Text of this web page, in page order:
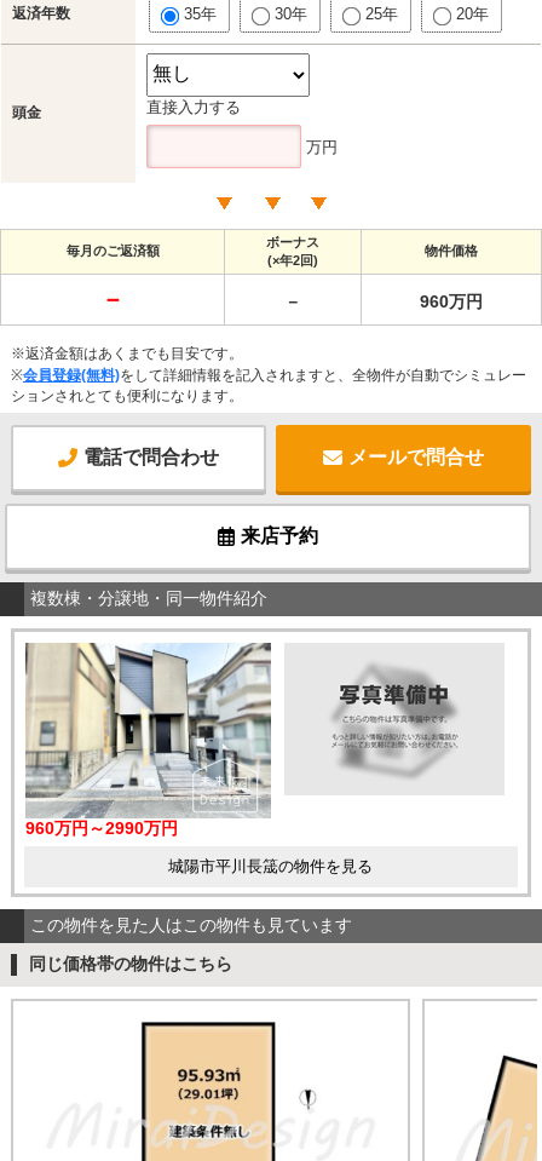
返済年数 35年 30年 25年 20年
頭金 直接入力する
万円
毎月のご返済額
ボーナス
(×年2回)
物件価格
－ － 960万円
※返済金額はあくまでも目安です。
※会員登録(無料)をして詳細情報を記入されますと、全物件が自動でシミュレー
ションされとても便利になります。
電話で問合わせ メールで問合せ
来店予約
複数棟・分譲地・同一物件紹介
960万円～2990万円
城陽市平川長筬の物件を見る
この物件を見た人はこの物件も見ています
同じ価格帯の物件はこちら